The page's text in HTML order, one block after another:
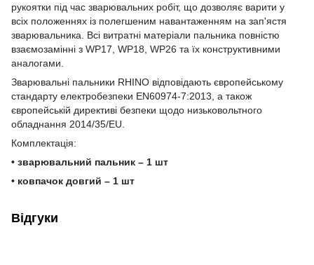
рукоятки під час зварювальних робіт, що дозволяє варити у
всіх положеннях із полегшеним навантаженням на зап'ястя
зварювальника. Всі витратні матеріали пальника повністю
взаємозамінні з WP17, WP18, WP26 та їх конструктивними
аналогами.
Зварювальні пальники RHINO відповідають європейському
стандарту електробезпеки EN60974-7:2013, а також
європейській директиві безпеки щодо низьковольтного
обладнання 2014/35/EU.
Комплектація:
• зварювальний пальник – 1 шт
• ковпачок довгий – 1 шт
Відгуки